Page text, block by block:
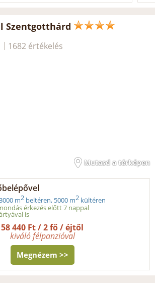
Szentgotthárd
1682 értékelés
Mutasd a térképen
m2 beltéren, 5000 m2 kültéren
érkezés előtt 7 nappal
is
58 440 Ft / 2 fő / éjtől
kiváló félpanzióval
Megnézem >>